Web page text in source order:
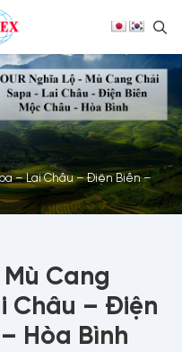
– Lai Châu – Điện Biên –
Cang
Châu – Điện
Hòa Bình